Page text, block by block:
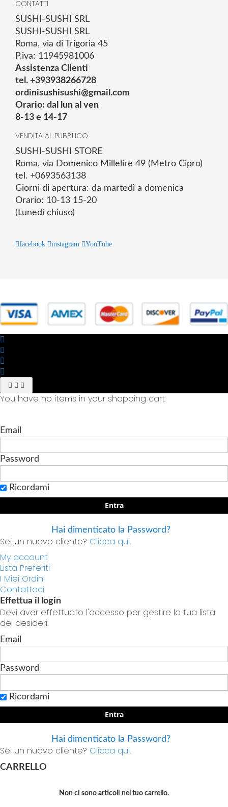
CONTATTI
SUSHI-SUSHI SRL
SUSHI-SUSHI SRL
Roma, via di Trigoria 45
P.iva: 11945981006
Assistenza Clienti
tel. +393938266728
ordinisushisushi@gmail.com
Orario: dal lun al ven
8-13 e 14-17
VENDITA AL PUBBLICO
SUSHI-SUSHI STORE
Roma, via Domenico Millelire 49 (Metro Cipro)
tel. +0693563138
Giorni di apertura: da martedì a domenica
Orario: 10-13 15-20
(Lunedì chiuso)
facebook instagram YouTube
You have no items in your shopping cart
Email
Password
Ricordami
Entra
Hai dimenticato la Password?
Sei un nuovo cliente? Clicca qui.
My account
Lista Preferiti
I Miei Ordini
Contattaci
Effettua il login
Devi aver effettuato l'accesso per gestire la tua lista
dei desideri.
Email
Password
Ricordami
Entra
Hai dimenticato la Password?
Sei un nuovo cliente? Clicca qui.
CARRELLO
Non ci sono articoli nel tuo carrello.